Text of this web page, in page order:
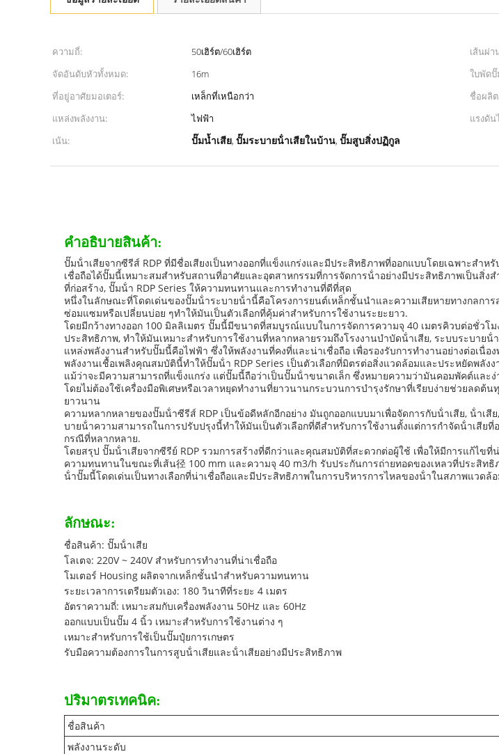
ความถี่: 50เฮิร์ต/60เฮิร์ต เส้นผ่
จัดอันดับหัวทั้งหมด:
16m ใบพัด
ที่อยู่อาศัยมอเตอร์:
เหล็กที่เหนือกว่า ชื่อผลิ
แหล่งพลังงาน:
ไฟฟ้า แรงดั
เน้น:
ปั๊มน้ำเสีย, ปั๊มระบายน้ําเสียในบ้าน, ปั๊มสูบสิ่งปฏิกูล
คําอธิบายสินค้า:
ปั๊มน้ําเสียจากซีรีส์ RDP ที่มีชื่อเสียงเป็นทางออกที่แข็งแกร่งและมีประสิทธิภาพที่ออกแบบโดยเฉพาะสํา
เชื่อถือได้ปั๊มนี้เหมาะสมสําหรับสถานที่อาศัยและอุตสาหกรรมที่การจัดการน้ําอย่างมีประสิทธิภาพเป็นสิ่
ที่ก่อสร้าง, ปั๊มน้ํา RDP Series ให้ความทนทานและการทํางานที่ดีที่สุด
หนึ่งในลักษณะที่โดดเด่นของปั๊มน้ําระบายน้ํานี้คือโครงการยนต์เหล็กชั้นนําและความเสียหายทางกลกา
ซ่อมแซมหรือเปลี่ยนบ่อย ๆทําให้มันเป็นตัวเลือกที่คุ้มค่าสําหรับการใช้งานระยะยาว.
โดยมีกว้างทางออก 100 มิลลิเมตร ปั๊มนี้มีขนาดที่สมบูรณ์แบบในการจัดการความจุ 40 เมตรคิวบต่อชั่วโ
ประสิทธิภาพ, ทําให้มันเหมาะสําหรับการใช้งานที่หลากหลายรวมถึงโรงงานบําบัดน้ําเสีย, ระบบระบาย
แหล่งพลังงานสําหรับปั๊มนี้คือไฟฟ้า ซึ่งให้พลังงานที่คงที่และน่าเชื่อถือ เพื่อรองรับการทํางานอย่างต่อเนื่
พลังงานเชื้อเพลิงคุณสมบัตินี้ทําให้ปั๊มน้ํา RDP Series เป็นตัวเลือกที่มิตรต่อสิ่งแวดล้อมและประหยัดพลั
แม้ว่าจะมีความสามารถที่แข็งแกร่ง แต่ปั๊มนี้ถือว่าเป็นปั๊มน้ําขนาดเล็ก ซึ่งหมายความว่ามันคอมพัคต์และ
โดยไม่ต้องใช้เครื่องมือพิเศษหรือเวลาหยุดทํางานที่ยาวนานกระบวนการบํารุงรักษาที่เรียบง่ายช่วยลด
ยาวนาน
ความหลากหลายของปั๊มน้ําซีรีส์ RDP เป็นข้อดีหลักอีกอย่าง มันถูกออกแบบมาเพื่อจัดการกับน้ําเสีย, น้ํา
บายน้ําความสามารถในการปรับปรุงนี้ทําให้มันเป็นตัวเลือกที่ดีสําหรับการใช้งานตั้งแต่การกําจัดน้ําเสีย
กรณีที่หลากหลาย.
โดยสรุป ปั๊มน้ําเสียจากซีรีย์ RDP รวมการสร้างที่ดีกว่าและคุณสมบัติที่สะดวกต่อผู้ใช้ เพื่อให้มีการแก้ไข
ความทนทานในขณะที่เส้น径 100 mm และความจุ 40 m3/h รับประกันการถ่ายทอดของเหลวที่ประสิท
น้ําปั๊มนี้โดดเด่นเป็นทางเลือกที่น่าเชื่อถือและมีประสิทธิภาพในการบริหารการไหลของน้ําในสภาพแวดล้
ลักษณะ:
ชื่อสินค้า: ปั๊มน้ําเสีย
โลเตจ: 220V ~ 240V สําหรับการทํางานที่น่าเชื่อถือ
โมเตอร์ Housing ผลิตจากเหล็กชั้นนําสําหรับความทนทาน
ระยะเวลาการเตรียมตัวเอง: 180 วินาทีที่ระยะ 4 เมตร
อัตราความถี่: เหมาะสมกับเครื่องพลังงาน 50Hz และ 60Hz
ออกแบบเป็นปั๊ม 4 นิ้ว เหมาะสําหรับการใช้งานต่าง ๆ
เหมาะสําหรับการใช้เป็นปั๊มปุ๋ยการเกษตร
รับมือความต้องการในการสูบน้ําเสียและน้ําเสียอย่างมีประสิทธิภาพ
ปริมาตรเทคนิค:
ชื่อสินค้า
พลังงานระดับ